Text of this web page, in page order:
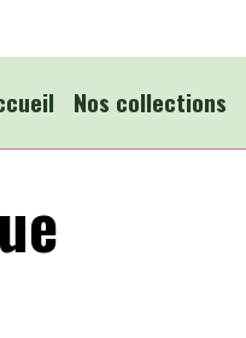
Nos collections